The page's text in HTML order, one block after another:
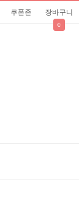
쿠폰존 장바구니
0